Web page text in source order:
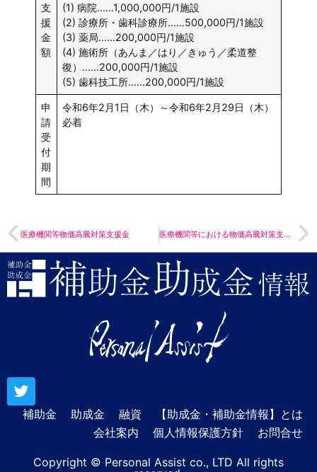
支
援
金
額
(1) 病院……1,000,000円/1施設
(2) 診療所・歯科診療所……500,000円/1施設
(3) 薬局……200,000円/1施設
(4) 施術所（あんま／はり／きゅう／柔道整
復）……200,000円/1施設
(5) 歯科技工所……200,000円/1施設
申
請
受
付
期
間
令和6年2月1日（木）～令和6年2月29日（木）
必着
医療機関等物価高騰対策支援金 医療機関等における物価高騰対策支援金交付事業の【勧奨】のお知らせ
補助金 助成金 融資
【助成金・補助金情報】とは
会社案内
個人情報保護方針 お問合せ
Copyright © Personal Assist co., LTD All rights